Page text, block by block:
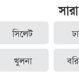
সিলেট
খুলনা